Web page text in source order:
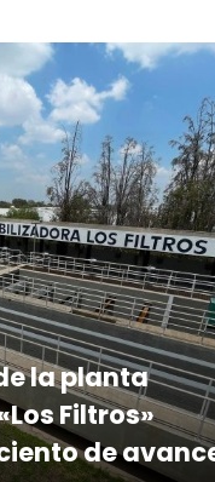
la planta
Filtros»
de